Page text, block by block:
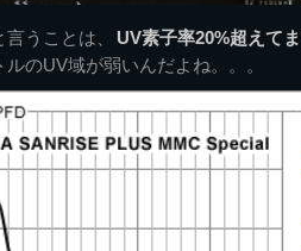
うことは、
UV素子率20%超えて
のUV域が弱いんだよね。。。